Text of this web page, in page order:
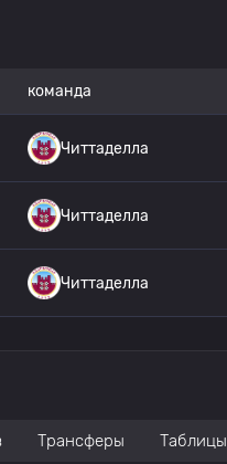
команда
Читтаделла
Читтаделла
Читтаделла
Трансферы Таблицы